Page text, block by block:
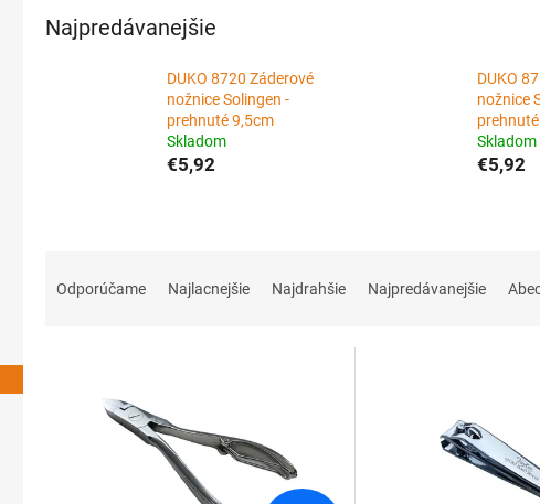
Najpredávanejšie
DUKO 8720 Záderové
nožnice Solingen -
prehnuté 9,5cm
Skladom
€5,92
DUKO
nožnice
Skladom
€5,92
Odporúčame Najlacnejšie Najdrahšie Najpredávanejšie